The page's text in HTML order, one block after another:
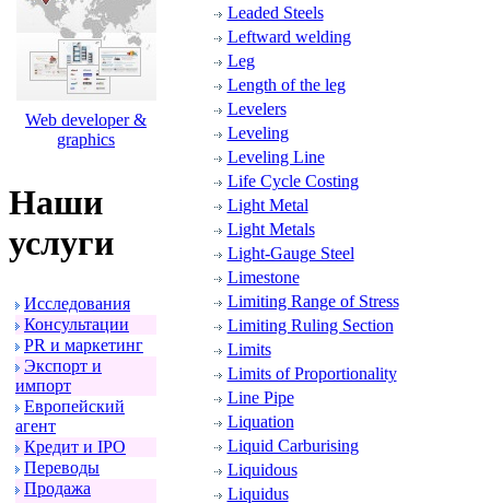
Web developer &
graphics
Наши
услуги
Исследования
Консультации
PR и маpкетинг
Экспоpт и
импоpт
Евpопейский
агент
Кpедит и IPO
Пеpеводы
Пpодажа
Leaded Steels
Leftward welding
Leg
Length of the leg
Levelers
Leveling
Leveling Line
Life Cycle Costing
Light Metal
Light Metals
Light-Gauge Steel
Limestone
Limiting Range of Stress
Limiting Ruling Section
Limits
Limits of Proportionality
Line Pipe
Liquation
Liquid Carburising
Liquidous
Liquidus